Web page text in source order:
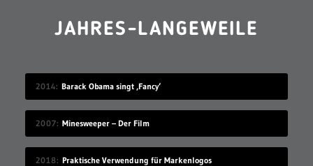
JAHRES-LANGEWEILE
2014 Barack Obama singt ‚Fancy‘
2007 Minesweeper – Der Film
2018 Praktische Verwendung für Markenlogos